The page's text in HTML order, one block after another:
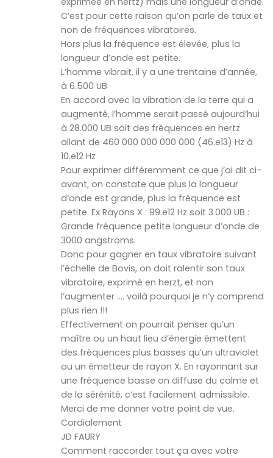
C’est pour cette raison qu’on parle de taux et
non de fréquences vibratoires.
Hors plus la fréquence est élevée, plus la
longueur d’onde est petite.
L’homme vibrait, il y a une trentaine d’année,
à 6.500 UB
En accord avec la vibration de la terre qui a
augmenté, l’homme serait passé aujourd’hui
à 28.000 UB soit des fréquences en hertz
allant de 460 000 000 000 000 (46.e13) Hz à
10.e12 Hz
Pour exprimer différemment ce que j’ai dit ci-
avant, on constate que plus la longueur
d’onde est grande, plus la fréquence est
petite. Ex Rayons X : 99.e12 Hz soit 3.000 UB :
Grande fréquence petite longueur d’onde de
3000 angströms.
Donc pour gagner en taux vibratoire suivant
l’échelle de Bovis, on doit ralentir son taux
vibratoire, exprimé en herzt, et non
l’augmenter …. voilà pourquoi je n’y comprend
plus rien !!!
Effectivement on pourrait penser qu’un
maître ou un haut lieu d’énergie émettent
des fréquences plus basses qu’un ultraviolet
ou un émetteur de rayon X. En rayonnant sur
une fréquence basse on diffuse du calme et
de la sérénité, c’est facilement admissible.
Merci de me donner votre point de vue.
Cordialement
JD FAURY
Comment raccorder tout ça avec votre